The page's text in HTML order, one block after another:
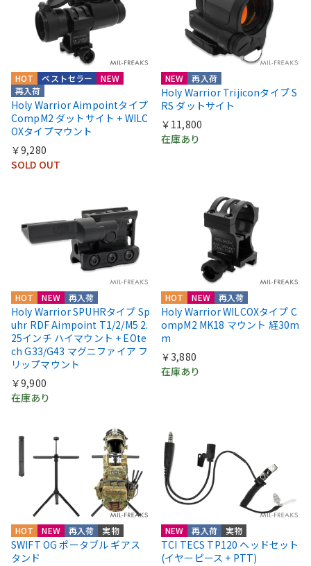
HOT
NEW
再入荷
ベストセラー
Holy Warrior Aimpointタイプ
CompM2 ダットサイト + WILC
OXタイプマウント
￥9,280
SOLD OUT
NEW 再入荷
Holy Warrior Trijiconタイプ S
RS ダットサイト
￥11,800
在庫あり
HOT NEW 再入荷
Holy Warrior SPUHRタイプ Sp
uhr RDF Aimpoint T1/2/M5 2.
25インチ ハイマウント + EOte
ch G33/G43 マグニファイア フ
リップマウント
￥9,900
在庫あり
HOT NEW 再入荷
Holy Warrior WILCOXタイプ C
ompM2 MK18 マウント 経30m
m
￥3,880
在庫あり
HOT NEW 再入荷 実物
SWIFT OG ポータブル ギアス
タンド
NEW 再入荷 実物
TCI TECS TP120 ヘッドセット
(イヤーピース + PTT)